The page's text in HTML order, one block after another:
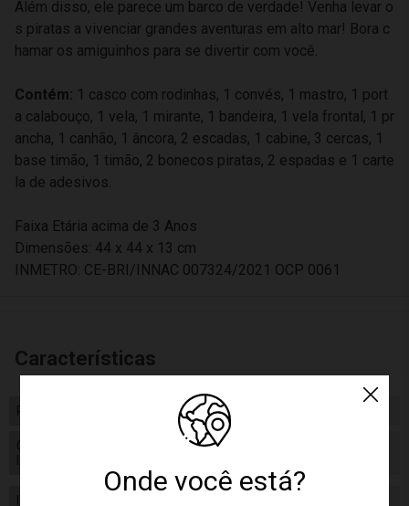
Onde você está?
Além disso, ele parece um barco de verdade! Venha levar o
s piratas a vivenciar grandes aventuras em alto mar! Bora c
hamar os amiguinhos para se divertir com você.
Contém: 1 casco com rodinhas, 1 convés, 1 mastro, 1 port
a calabouço, 1 vela, 1 mirante, 1 bandeira, 1 vela frontal, 1 pr
ancha, 1 canhão, 1 âncora, 2 escadas, 1 cabine, 3 cercas, 1
base timão, 1 timão, 2 bonecos piratas, 2 espadas e 1 carte
la de adesivos.
Faixa Etária acima de 3 Anos
Dimensões: 44 x 44 x 13 cm
INMETRO: CE-BRI/INNAC 007324/2021 OCP 0061
Características
Peso 1181.00
Certificado/ Selo
CE-BRI/INNAC 007324/2021 OCP